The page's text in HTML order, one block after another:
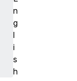
n
g
l
i
s
h